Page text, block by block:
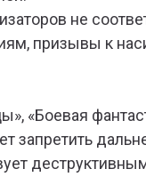
не
призывы к
«Боевая
запретить